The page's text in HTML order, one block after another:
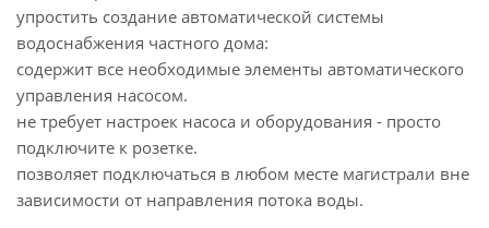
упростить создание автоматической системы
водоснабжения частного дома:
содержит все необходимые элементы автоматического
управления насосом.
не требует настроек насоса и оборудования - просто
подключите к розетке.
позволяет подключаться в любом месте магистрали вне
зависимости от направления потока воды.